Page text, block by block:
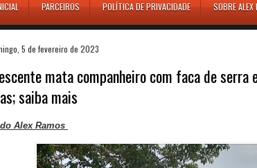
PARCEIROS POLÍTICA DE PRIVACIDADE SOBRE ALEX
5 de fevereiro de 2023
mata companheiro com faca de serra
saiba mais
Alex Ramos